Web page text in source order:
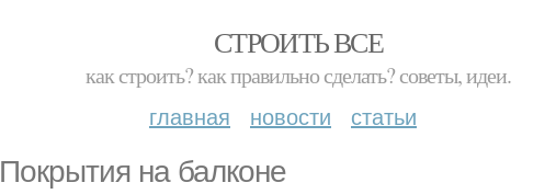
СТРОИТЬ ВСЕ
как строить? как правильно сделать? советы, идеи.
главная новости статьи
Покрытия на балконе